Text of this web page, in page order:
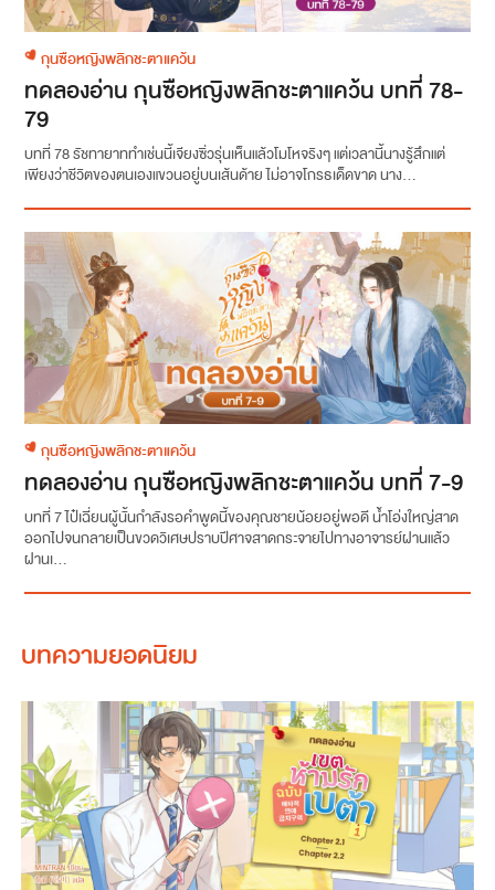
กุนซือหญิงพลิกชะตาแคว้น
ทดลองอ่าน กุนซือหญิงพลิกชะตาแคว้น บทที่ 78-
79
บทที่ 78 รัชทายาททำเช่นนี้เจียงซิ่วรุ่นเห็นแล้วโมโหจริงๆ แต่เวลานี้นางรู้สึกแต่
เพียงว่าชีวิตของตนเองแขวนอยู่บนเส้นด้าย ไม่อาจโกรธเด็ดขาด นาง...
กุนซือหญิงพลิกชะตาแคว้น
ทดลองอ่าน กุนซือหญิงพลิกชะตาแคว้น บทที่ 7-9
บทที่ 7 ไป๋เฉี่ยนผู้นั้นกำลังรอคำพูดนี้ของคุณชายน้อยอยู่พอดี น้ำโอ่งใหญ่สาด
ออกไปจนกลายเป็นขวดวิเศษปราบปีศาจสาดกระจายไปทางอาจารย์ฝานแล้ว
ฝานเ...
บทความยอดนิยม